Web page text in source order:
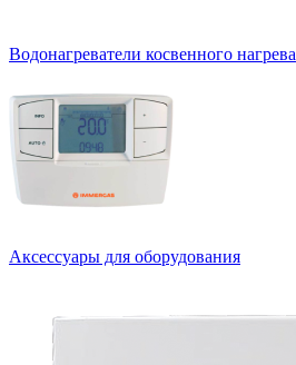
Водонагреватели косвенного нагрева
Аксессуары для оборудования